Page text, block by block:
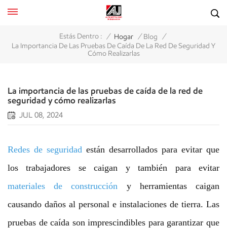
Estás Dentro : / Hogar / Blog /
La Importancia De Las Pruebas De Caída De La Red De Seguridad Y
Cómo Realizarlas
La importancia de las pruebas de caída de la red de
seguridad y cómo realizarlas
JUL 08, 2024
Redes de seguridad están desarrollados para evitar que
los trabajadores se caigan y también para evitar
materiales de construcción y herramientas caigan
causando daños al personal e instalaciones de tierra. Las
pruebas de caída son imprescindibles para garantizar que